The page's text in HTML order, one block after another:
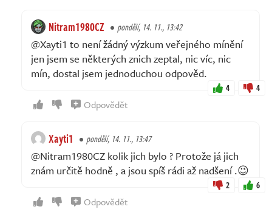
Nitram1980CZ pondělí, 14. 11., 13:42
@Xayti1 to není žádný výzkum veřejného mínění
jen jsem se některých znich zeptal, nic víc, nic
mín, dostal jsem jednoduchou odpověd.
4 4
Odpovědět
Xayti1 pondělí, 14. 11., 13:47
@Nitram1980CZ kolik jich bylo ? Protože já jich
znám určitě hodně , a jsou spíš rádi až nadšení .😉
2 6
Odpovědět